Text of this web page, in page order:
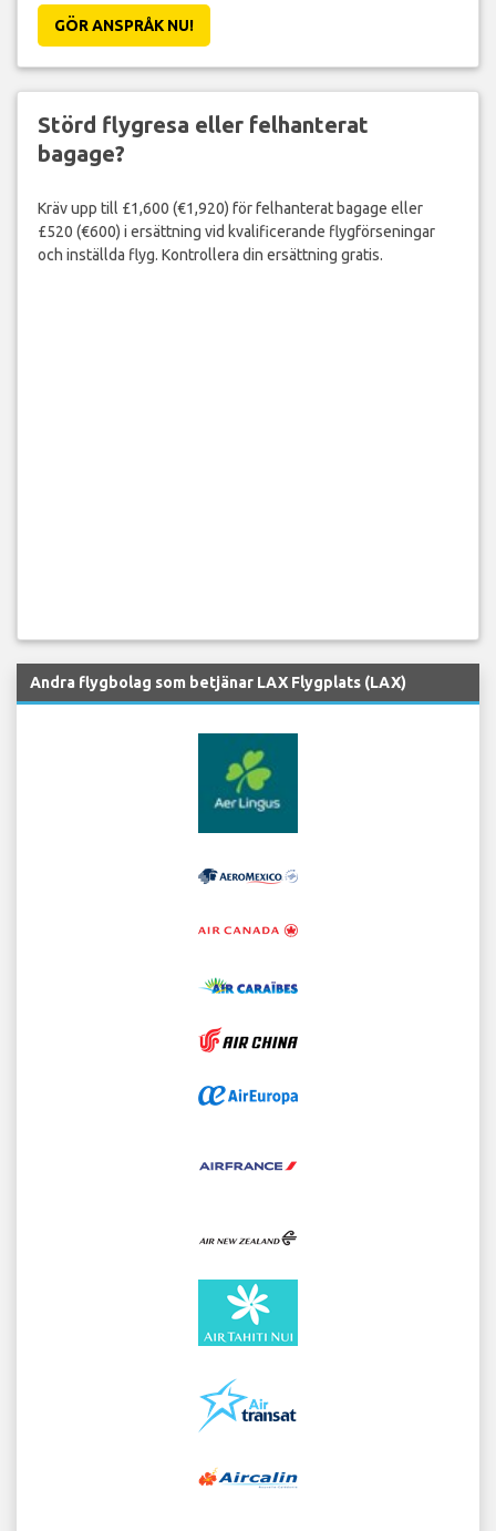
GÖR ANSPRÅK NU!
Störd flygresa eller felhanterat
bagage?
Kräv upp till £1,600 (€1,920) för felhanterat bagage eller
£520 (€600) i ersättning vid kvalificerande flygförseningar
och inställda flyg. Kontrollera din ersättning gratis.
Andra flygbolag som betjänar LAX Flygplats (LAX)